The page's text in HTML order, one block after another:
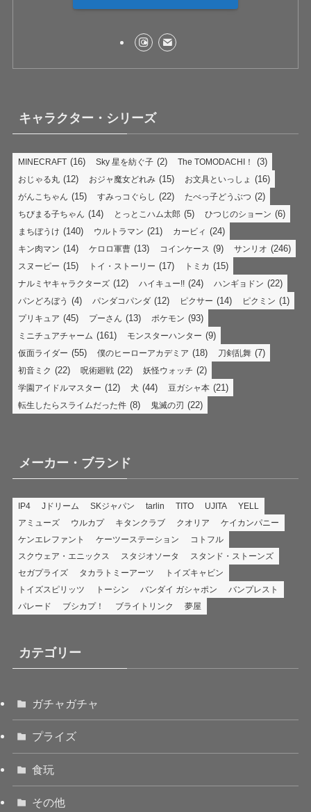
キャラクター・シリーズ
MINECRAFT (16) Sky 星を紡ぐ子 (2) The TOMODACHI！ (3)
おじゃる丸 (12) おジャ魔女どれみ (15) お文具といっしょ (16)
がんこちゃん (15) すみっコぐらし (22) たべっ子どうぶつ (2)
ちびまる子ちゃん (14) とっとこハム太郎 (5) ひつじのショーン (6)
まちぼうけ (140) ウルトラマン (21) カービィ (24)
キン肉マン (14) ケロロ軍曹 (13) コインケース (9) サンリオ (246)
スヌーピー (15) トイ・ストーリー (17) トミカ (15)
ナルミヤキャラクターズ (12) ハイキュー!! (24) ハンギョドン (22)
パンどろぼう (4) パンダコパンダ (12) ピクサー (14) ピクミン (1)
プリキュア (45) プーさん (13) ポケモン (93)
ミニチュアチャーム (161) モンスターハンター (9)
仮面ライダー (55) 僕のヒーローアカデミア (18) 刀剣乱舞 (7)
初音ミク (22) 呪術廻戦 (22) 妖怪ウォッチ (2)
学園アイドルマスター (12) 犬 (44) 豆ガシャ本 (21)
転生したらスライムだった件 (8) 鬼滅の刃 (22)
メーカー・ブランド
IP4 Jドリーム SKジャパン tarlin TITO UJITA
YELL
アミューズ
ウルカプ キタンクラブ クオリア
ケイカンパニー
ケンエレファント
ケーツーステーション
コトフル
スクウェア・エニックス
スタジオソータ
スタンド・ストーンズ
セガプライズ
タカラトミーアーツ
トイズキャビン
トイズスピリッツ
トーシン バンダイ ガシャポン
バンプレスト
パレード
ブシカプ！ ブライトリンク 夢屋
カテゴリー
ガチャガチャ
プライズ
食玩
その他